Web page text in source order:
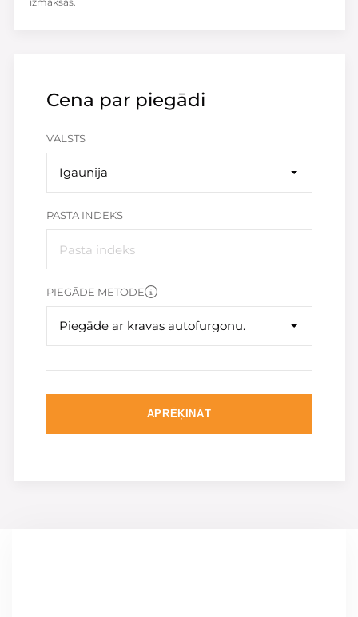
Cena par piegādi
VALSTS
Igaunija
PASTA INDEKS
PIEGĀDE METODE
Piegāde ar kravas autofurgonu.
APRĒĶINĀT